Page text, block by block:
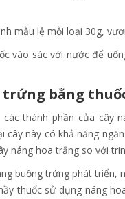
mẫu lệ mỗi loại 30g,
vào sác với nước để
trứng bằng
thành phần của cây
cây này có khả năng
náng hoa trắng so với
buồng trứng phát
thuốc sử dụng náng